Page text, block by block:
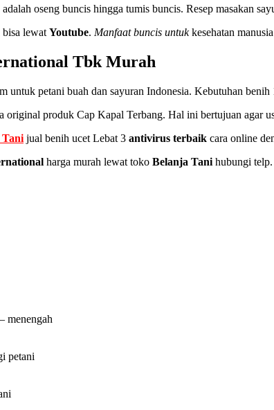
oseng buncis hingga tumis buncis. Resep masakan
bisa lewat Youtube. Manfaat buncis untukkesehatan
Tbk Murah
untuk petani buah dan sayuran Indonesia. Kebutuhan
original produk Cap Kapal Terbang. Hal ini bertujuan agar
Tani jual benih ucet Lebat 3 antivirus terbaik cara online
harga murah lewat toko Belanja Tani hubungi telp.
menengah
petani